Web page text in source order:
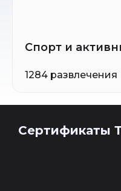
Спорт и
1284 развлечения
Сертификаты